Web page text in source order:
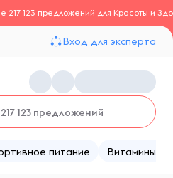
217 123 предложений для Красоты и
Вход для эксперта
питание Витамины